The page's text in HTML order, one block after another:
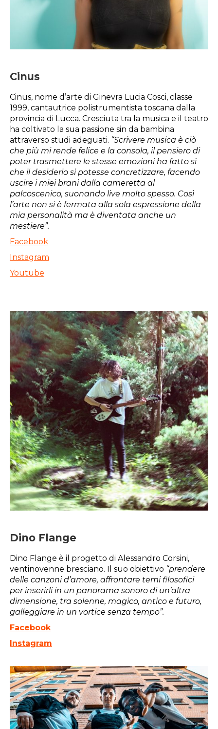
Cinus
Cinus, nome d’arte di Ginevra Lucia Cosci, classe
1999, cantautrice polistrumentista toscana dalla
provincia di Lucca. Cresciuta tra la musica e il teatro
ha coltivato la sua passione sin da bambina
attraverso studi adeguati. “Scrivere musica è ciò
che più mi rende felice e la consola, il pensiero di
poter trasmettere le stesse emozioni ha fatto sì
che il desiderio si potesse concretizzare, facendo
uscire i miei brani dalla cameretta al
palcoscenico, suonando live molto spesso. Così
l’arte non si è fermata alla sola espressione della
mia personalità ma è diventata anche un
mestiere”.
Facebook
Instagram
Youtube
Dino Flange
Dino Flange è il progetto di Alessandro Corsini,
ventinovenne bresciano. Il suo obiettivo “prendere
delle canzoni d’amore, affrontare temi filosofici
per inserirli in un panorama sonoro di un’altra
dimensione, tra solenne, magico, antico e futuro,
galleggiare in un vortice senza tempo”.
Facebook
Instagram